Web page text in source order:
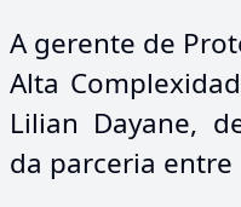
A gerente de
Alta
Lilian Dayane,
da parceria